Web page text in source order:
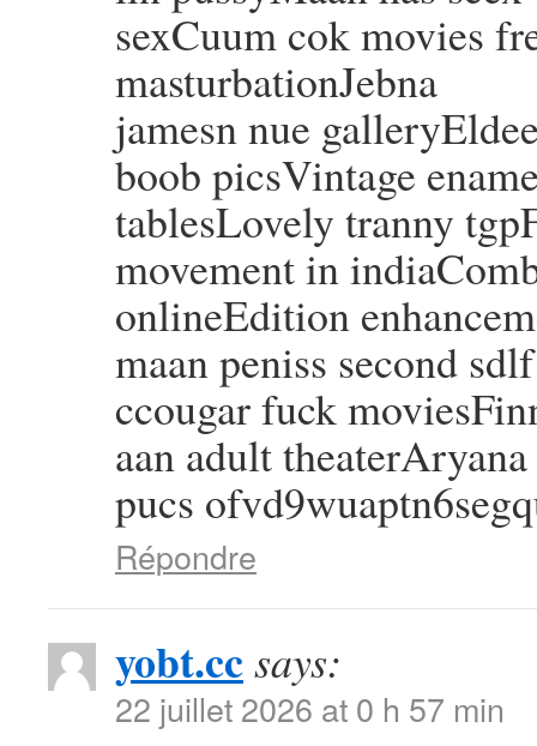
sexCuum cok movies
masturbationJebna
jamesn nue
boob picsVintage
tablesLovely tranny
movement in
onlineEdition
maan peniss second
ccougar fuck
aan adult
pucs
Répondre
yobt.ccsays:
22 juillet 2026 at 0 h 57 min